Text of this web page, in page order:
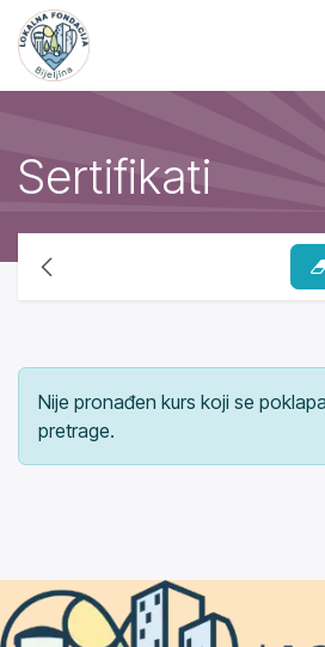
Skip to Content
Sertifikati
Nije pronađen kurs koji se
pretrage.